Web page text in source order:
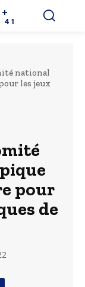
41
national
les jeux
pour
de